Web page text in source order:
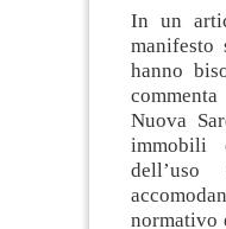
In un
manifesto
hanno
Nuova
immobili
dell’uso
normativo